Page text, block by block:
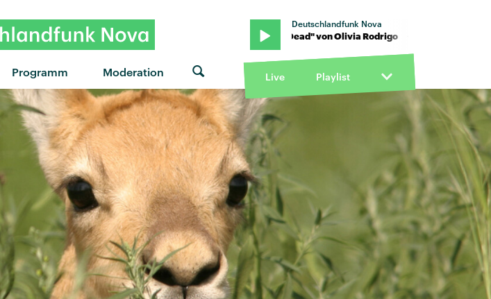
Programm Moderation
Deutschlandfunk Nova
"Drop Dead" von Olivia Rodrigo · "Drop Dead" von Olivia Rodrigo · "Drop Dead" von Olivia Rodrigo
Live Playlist